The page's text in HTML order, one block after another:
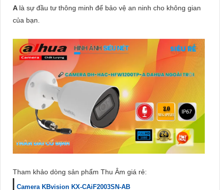
A là sự đầu tư thông minh để bảo vệ an ninh cho không gian
của bạn.
Tham khảo dòng sản phẩm Thu Âm giá rẻ:
Camera KBvision KX-CAiF2003SN-AB